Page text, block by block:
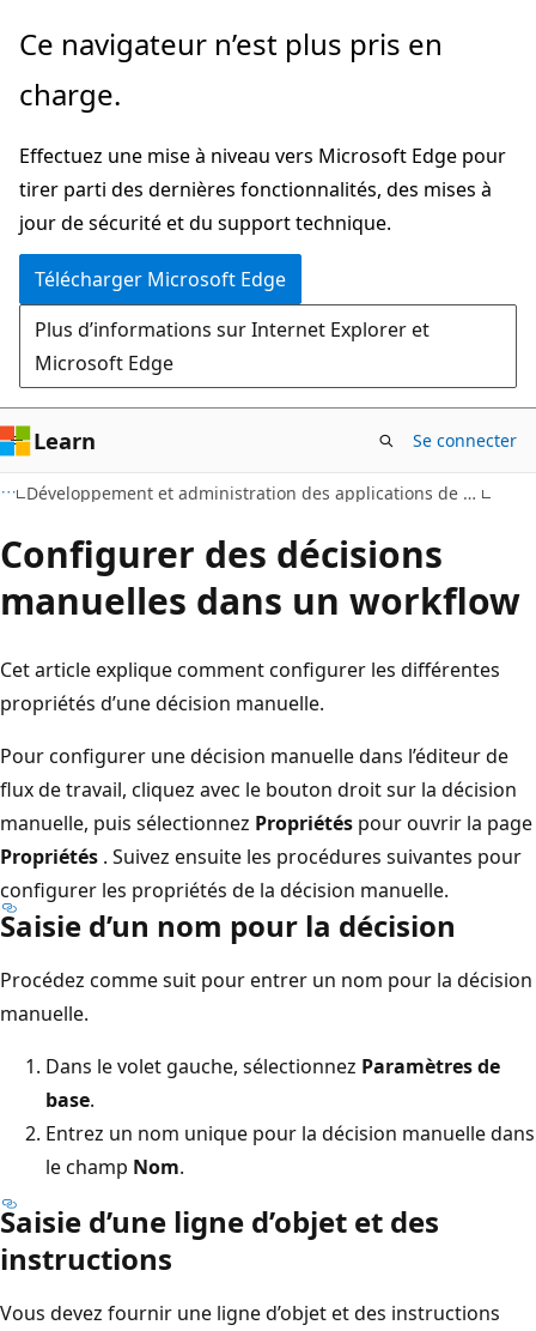
Passer
directement
au
principal
Ce navigateur n’est plus pris en
charge.
Effectuez une mise à niveau vers Microsoft Edge pour
tirer parti des dernières fonctionnalités, des mises à
jour de sécurité et du support technique.
Télécharger Microsoft Edge
Plus d’informations sur Internet Explorer et
Microsoft Edge
Learn Se connecter
Développement et administration des applications de finances et d’opérations
Configurer des décisions
manuelles dans un workflow
Cet article explique comment configurer les différentes
propriétés d’une décision manuelle.
Pour configurer une décision manuelle dans l’éditeur de
flux de travail, cliquez avec le bouton droit sur la décision
manuelle, puis sélectionnez Propriétés pour ouvrir la page
Propriétés . Suivez ensuite les procédures suivantes pour
configurer les propriétés de la décision manuelle.
Saisie d’un nom pour la décision
Procédez comme suit pour entrer un nom pour la décision
manuelle.
Dans le volet gauche, sélectionnez Paramètres de
base.
Entrez un nom unique pour la décision manuelle dans
le champ Nom.
Saisie d’une ligne d’objet et des
instructions
Vous devez fournir une ligne d’objet et des instructions